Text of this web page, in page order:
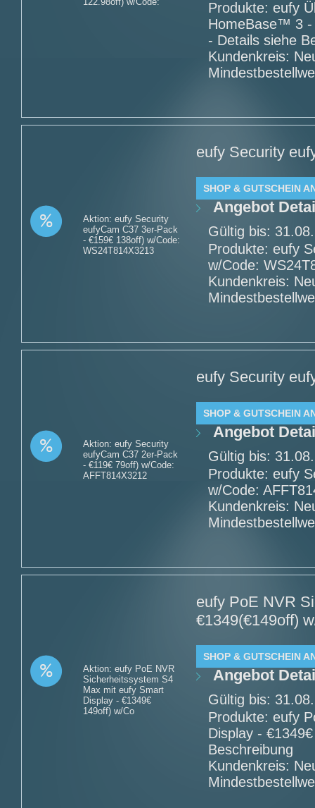
Produkte: eufy
HomeBase™ 3 -
- Details siehe
Kundenkreis:
Aktion: eufy Security
eufyCam C37 3er-Pack
- €159€ 138off) w/Code:
WS24T814X3213
eufy Security
SHOP & GUTSCHEIN
Angebot
Gültig bis:
Produkte: eufy
w/Code:
Kundenkreis:
Aktion: eufy Security
eufyCam C37 2er-Pack
- €119€ 79off) w/Code:
AFFT814X3212
eufy Security
SHOP & GUTSCHEIN
Angebot
Gültig bis:
Produkte: eufy
w/Code:
Kundenkreis:
Aktion: eufy PoE NVR
Sicherheitssystem S4
Max mit eufy Smart
Display - €1349€
149off) w/Co
eufy PoE NVR
€1349(€149off)
SHOP & GUTSCHEIN
Angebot
Gültig bis:
Produkte: eufy
Display -
Beschreibung
Kundenkreis: